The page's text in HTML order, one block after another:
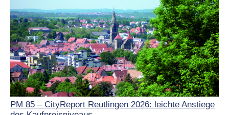
PM 85 – CityReport Reutlingen 2026: leichte Anstiege